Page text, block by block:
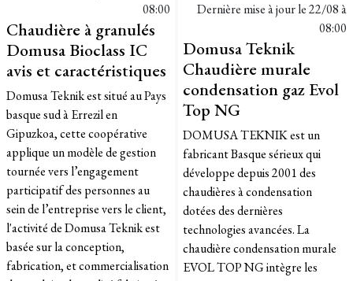
08:00
Chaudière à granulés
Domusa Bioclass IC
avis et caractéristiques
Domusa Teknik est situé au Pays
basque sud à Errezil en
Gipuzkoa, cette coopérative
applique un modèle de gestion
tournée vers l’engagement
participatif des personnes au
sein de l’entreprise vers le client,
l'activité de Domusa Teknik est
basée sur la conception,
fabrication, et commercialisation
Dernière mise à jour le22/08 à
08:00
Domusa Teknik
Chaudière murale
condensation gaz Evol
Top NG
DOMUSA TEKNIK est un
fabricant Basque sérieux qui
développe depuis 2001 des
chaudières à condensation
dotées des dernières
technologies avancées. La
chaudière condensation murale
EVOL TOP NG intègre les